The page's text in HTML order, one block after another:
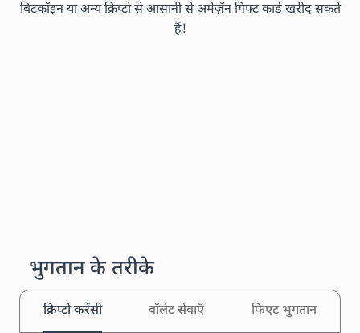
बिटकॉइन या अन्य क्रिप्टो से आसानी से अमेज़ॅन गिफ्ट कार्ड खरीद सकते
हैं!
भुगतान के तरीके
क्रिप्टो करेंसी वॉलेट सेवाएँ फिएट भुगतान